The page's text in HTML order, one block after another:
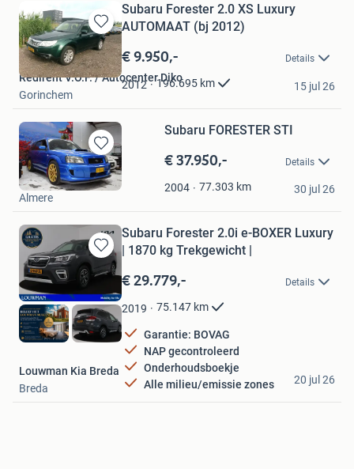
Bewaren
in
Mijn
Favorieten
Subaru Forester 2.0 XS Luxury
AUTOMAAT (bj 2012)
€ 9.950,- Details
2012 196.695 km
Redirent V.O.F. / Autocenter Diko
Gorinchem
15 jul 26
Bewaren
in
Mijn
Subaru FORESTER STI
€ 37.950,- Details
2004 77.303 km
FDT Sportscars B.V.
Almere
30 jul 26
Bewaren
in
Mijn
Favorieten
Subaru Forester 2.0i e-BOXER Luxury
| 1870 kg Trekgewicht |
€ 29.779,- Details
2019 75.147 km
Garantie: BOVAG
NAP gecontroleerd
Onderhoudsboekje
Alle milieu/emissie zones
Louwman Kia Breda
Breda
20 jul 26